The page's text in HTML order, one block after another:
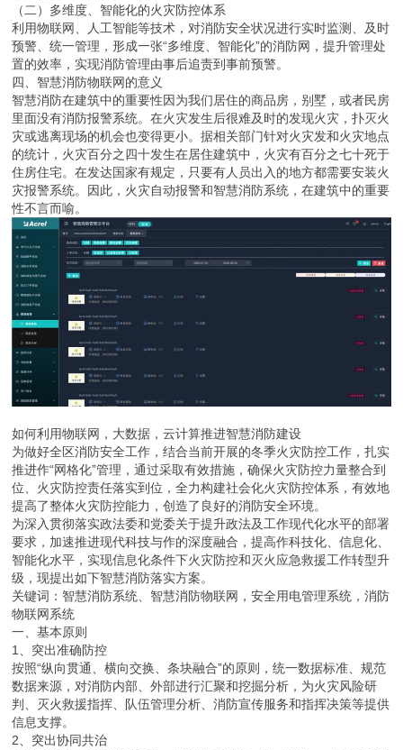
（二）多维度、智能化的火灾防控体系
利用物联网、人工智能等技术，对消防安全状况进行实时监测、及时
预警、统一管理，形成一张“多维度、智能化”的消防网，提升管理处
置的效率，实现消防管理由事后追责到事前预警。
四、智慧消防物联网的意义
智慧消防在建筑中的重要性因为我们居住的商品房，别墅，或者民房
里面没有消防报警系统。在火灾发生后很难及时的发现火灾，扑灭火
灾或逃离现场的机会也变得更小。据相关部门针对火灾发和火灾地点
的统计，火灾百分之四十发生在居住建筑中，火灾有百分之七十死于
住房住宅。在发达国家有规定，只要有人员出入的地方都需要安装火
灾报警系统。因此，火灾自动报警和智慧消防系统，在建筑中的重要
性不言而喻。
如何利用物联网，大数据，云计算推进智慧消防建设
为做好全区消防安全工作，结合当前开展的冬季火灾防控工作，扎实
推进作“网格化”管理，通过采取有效措施，确保火灾防控力量整合到
位、火灾防控责任落实到位，全力构建社会化火灾防控体系，有效地
提高了整体火灾防控能力，创造了良好的消防安全环境。
为深入贯彻落实政法委和党委关于提升政法及工作现代化水平的部署
要求，加速推进现代科技与作的深度融合，提高作科技化、信息化、
智能化水平，实现信息化条件下火灾防控和灭火应急救援工作转型升
级，现提出如下智慧消防落实方案。
关键词：智慧消防系统、智慧消防物联网，安全用电管理系统，消防
物联网系统
一、基本原则
1、突出准确防控
按照“纵向贯通、横向交换、条块融合”的原则，统一数据标准、规范
数据来源，对消防内部、外部进行汇聚和挖掘分析，为火灾风险研
判、灭火救援指挥、队伍管理分析、消防宣传服务和指挥决策等提供
信息支撑。
2、突出协同共治